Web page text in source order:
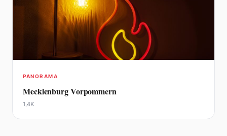
PANORAMA
Mecklenburg Vorpommern
1,4K